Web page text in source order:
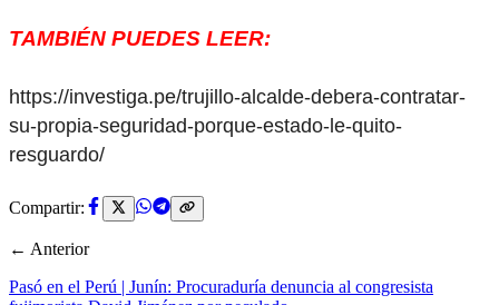
TAMBIÉN PUEDES LEER:
https://investiga.pe/trujillo-alcalde-debera-contratar-
su-propia-seguridad-porque-estado-le-quito-
resguardo/
Compartir:
← Anterior
Pasó en el Perú | Junín: Procuraduría denuncia al congresista